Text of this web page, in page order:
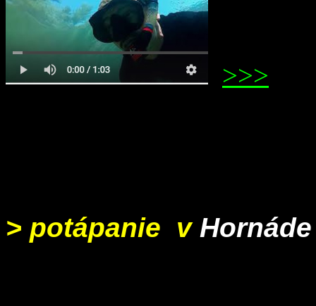
>>>
> potápanie v Hornáde